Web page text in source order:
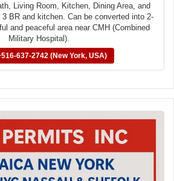
Living Room, Kitchen, Dining Area, and
BR and kitchen. Can be converted into 2-
and peaceful area near CMH (Combined
Military Hospital).
637-2742 (New York, USA)